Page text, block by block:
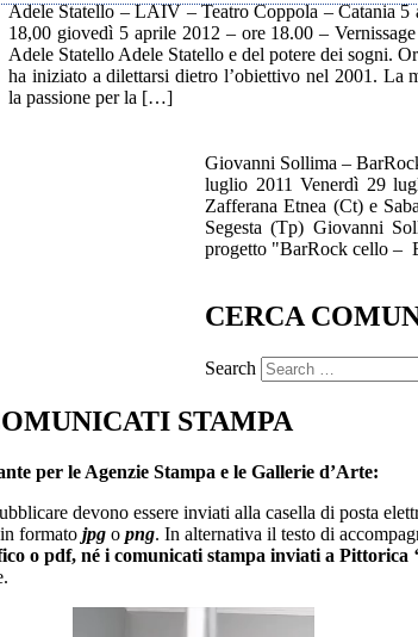
Adele Statello – LAIV – Teatro Coppola – Catania 5
18,00 giovedì 5 aprile 2012 – ore 18.00 –
Adele Statello Adele Statello e del potere dei sogni.
ha iniziato a dilettarsi dietro l’obiettivo nel 2001. La
la passione per la […]
Giovanni Sollima –
luglio 2011 Venerdì 29
Zafferana Etnea (Ct) e
Segesta (Tp) Giovanni
progetto "BarRock cello –
CERCA
Search
STAMPA
per le Agenzie Stampa e le Gallerie d’Arte:
devono essere inviati alla casella di posta
formato jpg o png. In alternativa il testo di
o pdf, né i comunicati stampa inviati a Pittorica